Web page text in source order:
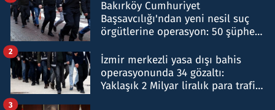
Bakırköy Cumhuriyet
Başsavcılığı'ndan yeni nesil suç
örgütlerine operasyon: 50 şüpheli
İzmir merkezli yasa dışı bahis
operasyonunda 34 gözaltı:
Yaklaşık 2 Milyar liralık para trafiği
2
3